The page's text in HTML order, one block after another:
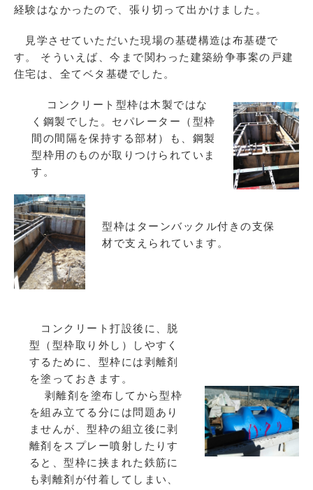
経験はなかったので、張り切って出かけました。
見学させていただいた現場の基礎構造は布基礎で
す。 そういえば、今まで関わった建築紛争事案の戸建
住宅は、全てベタ基礎でした。
コンクリート型枠は木製ではな
く鋼製でした。セパレーター（型枠
間の間隔を保持する部材）も、鋼製
型枠用のものが取りつけられていま
す。
型枠はターンバックル付きの支保
材で支えられています。
コンクリート打設後に、脱
型（型枠取り外し）しやすく
するために、型枠には剥離剤
を塗っておきます。
剥離剤を塗布してから型枠
を組み立てる分には問題あり
ませんが、型枠の組立後に剥
離剤をスプレー噴射したりす
ると、型枠に挟まれた鉄筋に
も剥離剤が付着してしまい、